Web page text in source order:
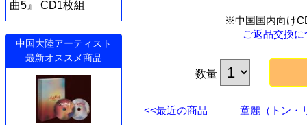
曲5』 CD1枚組
中国大陸アーティスト
最新オススメ商品
※中国国内向け
ご返品交換
数量
<<最近の商品 童麗（トン・